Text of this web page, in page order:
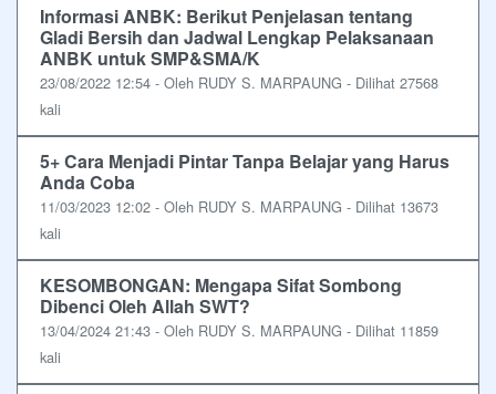
Informasi ANBK: Berikut Penjelasan tentang
Gladi Bersih dan Jadwal Lengkap Pelaksanaan
ANBK untuk SMP&SMA/K
23/08/2022 12:54 - Oleh RUDY S. MARPAUNG - Dilihat 27568
kali
5+ Cara Menjadi Pintar Tanpa Belajar yang Harus
Anda Coba
11/03/2023 12:02 - Oleh RUDY S. MARPAUNG - Dilihat 13673
kali
KESOMBONGAN: Mengapa Sifat Sombong
Dibenci Oleh Allah SWT?
13/04/2024 21:43 - Oleh RUDY S. MARPAUNG - Dilihat 11859
kali